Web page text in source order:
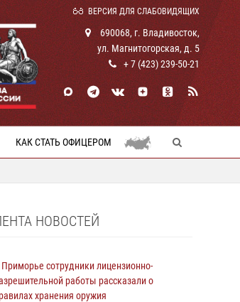
ВЕРСИЯ ДЛЯ СЛАБОВИДЯЩИХ
690068, г. Владивосток,
ул. Магнитогорская, д. 5
+ 7 (423) 239-50-21
КАК СТАТЬ ОФИЦЕРОМ
НОВОСТЕЙ
сотрудники лицензионно-
работы рассказали о
хранения оружия